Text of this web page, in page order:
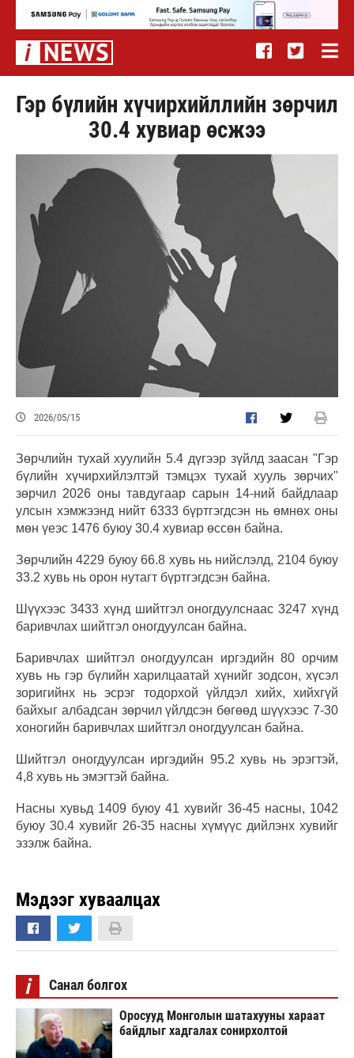
Гэр бүлийн хүчирхийллийн зөрчил
30.4 хувиар өсжээ
2026/05/15
Зөрчлийн тухай хуулийн 5.4 дүгээр зүйлд заасан "Гэр
бүлийн хүчирхийлэлтэй тэмцэх тухай хууль зөрчих"
зөрчил 2026 оны тавдугаар сарын 14-ний байдлаар
улсын хэмжээнд нийт 6333 бүртгэгдсэн нь өмнөх оны
мөн үеэс 1476 буюу 30.4 хувиар өссөн байна.
Зөрчлийн 4229 буюу 66.8 хувь нь нийслэлд, 2104 буюу
33.2 хувь нь орон нутагт бүртгэгдсэн байна.
Шүүхээс 3433 хүнд шийтгэл оногдуулснаас 3247 хүнд
баривчлах шийтгэл оногдуулсан байна.
Баривчлах шийтгэл оногдуулсан иргэдийн 80 орчим
хувь нь гэр бүлийн харилцаатай хүнийг зодсон, хүсэл
зоригийнх нь эсрэг тодорхой үйлдэл хийх, хийхгүй
байхыг албадсан зөрчил үйлдсэн бөгөөд шүүхээс 7-30
хоногийн баривчлах шийтгэл оногдуулсан байна.
Шийтгэл оногдуулсан иргэдийн 95.2 хувь нь эрэгтэй,
4,8 хувь нь эмэгтэй байна.
Насны хувьд 1409 буюу 41 хувийг 36-45 насны, 1042
буюу 30.4 хувийг 26-35 насны хүмүүс дийлэнх хувийг
эзэлж байна.
Мэдээг хуваалцах
i Санал болгох
Оросууд Монголын шатахууны хараат
байдлыг хадгалах сонирхолтой